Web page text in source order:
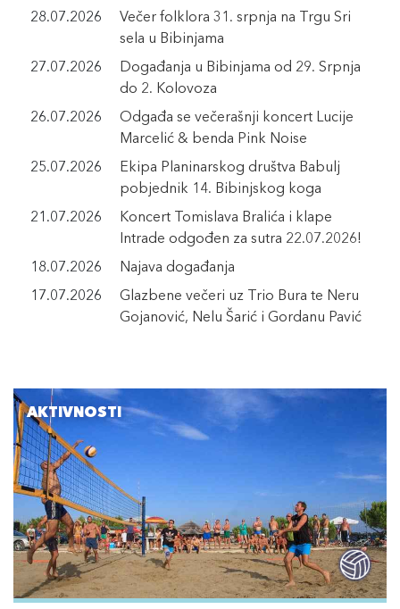
28.07.2026
Večer folklora 31. srpnja na Trgu Sri
sela u Bibinjama
27.07.2026
Događanja u Bibinjama od 29. Srpnja
do 2. Kolovoza
26.07.2026
Odgađa se večerašnji koncert Lucije
Marcelić & benda Pink Noise
25.07.2026
Ekipa Planinarskog društva Babulj
pobjednik 14. Bibinjskog koga
21.07.2026
Koncert Tomislava Bralića i klape
Intrade odgođen za sutra 22.07.2026!
18.07.2026
Najava događanja
17.07.2026
Glazbene večeri uz Trio Bura te Neru
Gojanović, Nelu Šarić i Gordanu Pavić
AKTIVNOSTI